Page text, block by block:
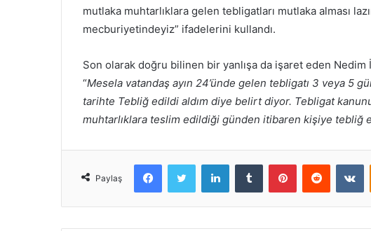
mutlaka muhtarlıklara gelen tebligatları mutlaka alması
mecburiyetindeyiz” ifadelerini kullandı.
Son olarak doğru bilinen bir yanlışa da işaret eden
“Mesela vatandaş ayın 24’ünde gelen tebligatı 3 veya 5
tarihte Tebliğ edildi aldım diye belirt diyor. Tebligat
muhtarlıklara teslim edildiği günden itibaren kişiye tebliğ
Paylaş
FacebookTwitter LinkedInTumblr PinterestReddit